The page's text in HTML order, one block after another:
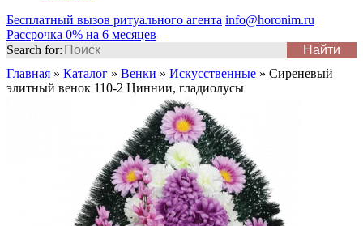
Бесплатный вызов ритуального агента info@horonim.ru
Рассрочка 0% на 6 месяцев
Search for:
Главная » Каталог » Венки » Искусственные » Сиреневый
элитный венок 110-2 Циннии, гладиолусы